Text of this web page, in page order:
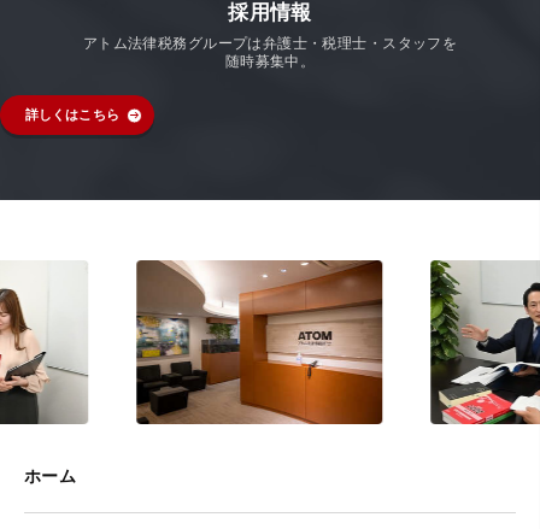
採用情報
アトム法律税務グループは弁護士・税理士・スタッフを
随時募集中。
詳しくはこちら
ホーム